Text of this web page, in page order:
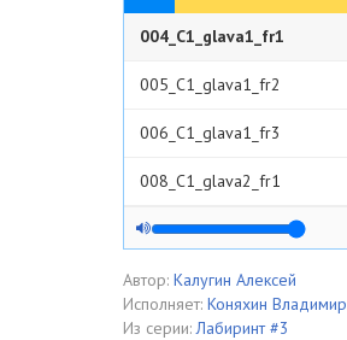
004_C1_glava1_fr1
005_C1_glava1_fr2
006_C1_glava1_fr3
008_C1_glava2_fr1
009_C1_glava2_fr2
010_C1_glava2_fr3
011_C1_glava2_fr4
Автор: Калугин Алексей
Исполняет: Коняхин Владимир
Из серии: Лабиринт #3